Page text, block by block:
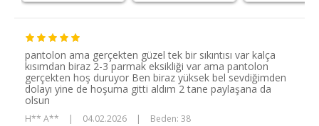
pantolon ama gerçekten güzel tek bir sıkıntısı var kalça
kısımdan biraz 2-3 parmak eksikliği var ama pantolon
gerçekten hoş duruyor Ben biraz yüksek bel sevdiğimden
dolayı yine de hoşuma gitti aldım 2 tane paylaşana da
olsun
H** A** | 04.02.2026 | Beden: 38